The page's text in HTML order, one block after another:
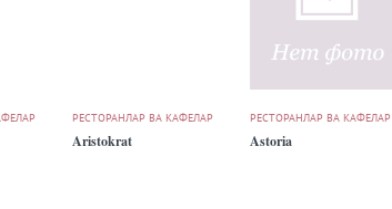
РЕСТОРАНЛАР ВА КАФЕЛАР
Aristokrat
РЕСТОРАНЛАР ВА КАФЕЛАР
Astoria